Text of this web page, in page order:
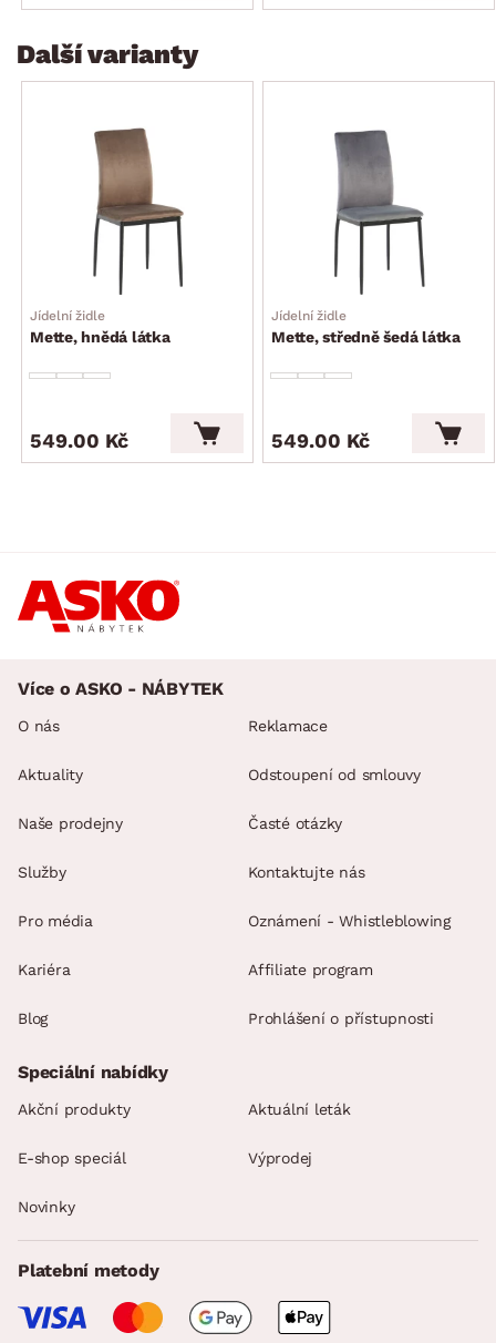
Další varianty
Jídelní židle
Mette, hnědá látka
549.00 Kč
Jídelní židle
Mette, středně šedá látka
549.00 Kč
Více o ASKO - NÁBYTEK
O nás
Aktuality
Naše prodejny
Služby
Pro média
Kariéra
Blog
Reklamace
Odstoupení od smlouvy
Časté otázky
Kontaktujte nás
Oznámení - Whistleblowing
Affiliate program
Prohlášení o přístupnosti
Speciální nabídky
Akční produkty Aktuální leták
E-shop speciál Výprodej
Novinky
Platební metody